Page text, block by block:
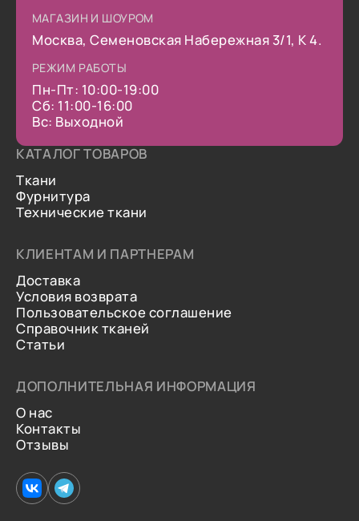
МАГАЗИН И ШОУРОМ
Москва, Семеновская Набережная 3/1, К 4.
РЕЖИМ РАБОТЫ
Пн-Пт: 10:00-19:00
Сб: 11:00-16:00
Вс: Выходной
КАТАЛОГ ТОВАРОВ
Ткани
Фурнитура
Технические ткани
КЛИЕНТАМ И ПАРТНЕРАМ
Доставка
Условия возврата
Пользовательское соглашение
Справочник тканей
Статьи
ДОПОЛНИТЕЛЬНАЯ ИНФОРМАЦИЯ
О нас
Контакты
Отзывы